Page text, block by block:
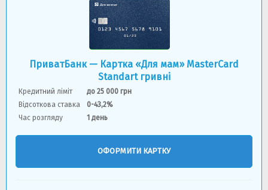
ПриватБанк — Картка «Для мам» MasterCard
Standart гривні
Кредитний ліміт
до 25 000 грн
Відсоткова ставка
0-43,2%
Час розгляду
1 день
ОФОРМИТИ КАРТКУ